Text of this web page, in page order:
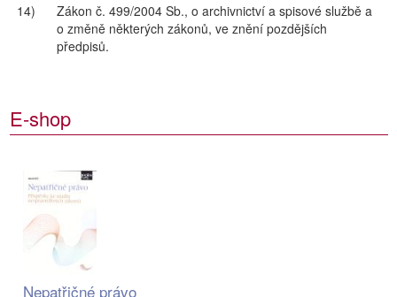
14)
Zákon č. 499/2004 Sb., o archivnictví a spisové službě a
o změně některých zákonů, ve znění pozdějších
předpisů.
E-shop
Nepatřičné právo